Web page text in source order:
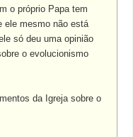
o próprio Papa tem
ele mesmo não está
só deu uma opinião
o evolucionismo
da Igreja sobre o